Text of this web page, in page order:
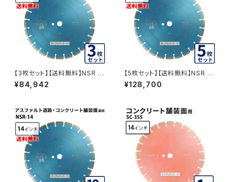
【3枚セット】【送料無料】NSR 14
インチ 湿式 アスファルト道路・
コンクリート舗装面兼用 一般道
刃 NSR-14-03
¥84,942
【5枚セット】【送料無料】NSR 14
インチ 湿式 アスファルト道路・
コンクリート舗装面兼用 一般道
刃 NSR-14-05
¥128,700